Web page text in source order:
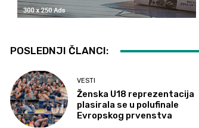
POSLEDNJI ČLANCI:
VESTI
Ženska U18 reprezentacija
plasirala se u polufinale
Evropskog prvenstva